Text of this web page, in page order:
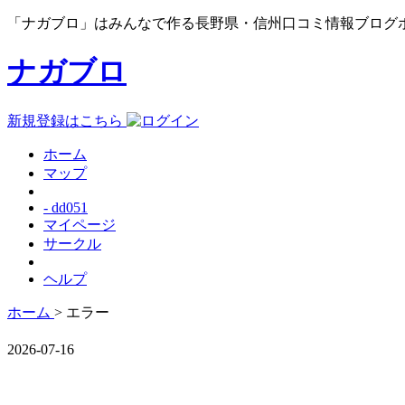
「ナガブロ」はみんなで作る長野県・信州口コミ情報ブログ
ナガブロ
新規登録はこちら
ホーム
マップ
- dd051
マイページ
サークル
ヘルプ
ホーム > エラー
2026-07-16